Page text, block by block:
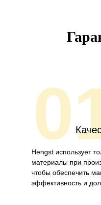
Hengst использует
материалы при
чтобы обеспечить
эффективность и